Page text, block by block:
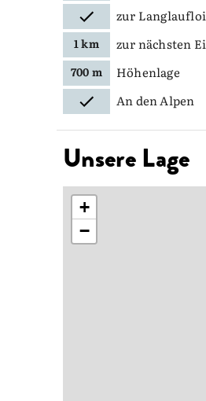
zur
1 km zur nächsten
700 m Höhenlage
An den Alpen
Unsere Lage
+
−